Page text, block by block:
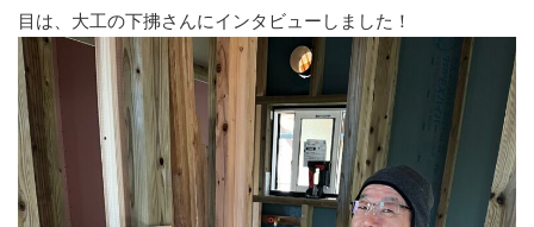
目は、大工の下拂さんにインタビューしました！